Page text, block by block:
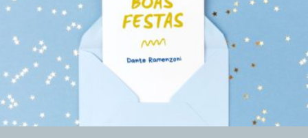
autorreflexão só existe um jeito: buscar a essência das
suas atitudes, agradecer por tudo